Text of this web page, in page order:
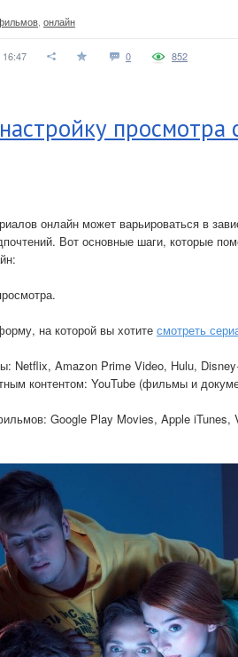
онлайн
16:47 0 852
просмотра
онлайн может варьироваться в
Вот основные шаги, которые
на которой вы хотите смотреть
Netflix, Amazon Prime Video, Hulu,
контентом: YouTube (фильмы и
Google Play Movies, Apple iTunes,